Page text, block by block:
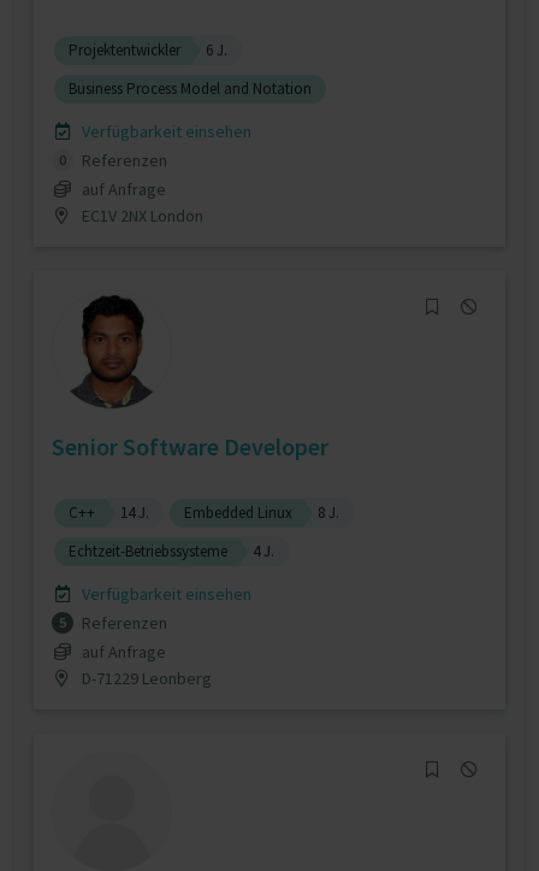
Projektentwickler
6 J.
Business Process Model and Notation
Verfügbarkeit einsehen
0
Referenzen
auf Anfrage
EC1V 2NX London
Senior Software Developer
C++ 14 J. Embedded Linux
8 J.
Echtzeit-Betriebssysteme
4 J.
Verfügbarkeit einsehen
5
Referenzen
auf Anfrage
D-71229 Leonberg